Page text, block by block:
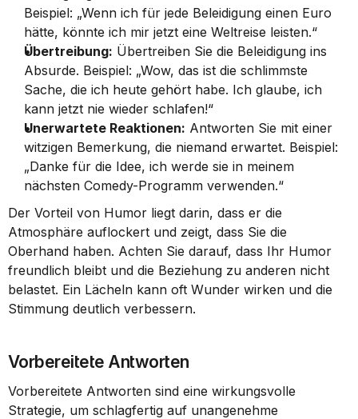
Beispiel: „Wenn ich für jede Beleidigung einen Euro
hätte, könnte ich mir jetzt eine Weltreise leisten.“
Übertreibung: Übertreiben Sie die Beleidigung ins
Absurde. Beispiel: „Wow, das ist die schlimmste
Sache, die ich heute gehört habe. Ich glaube, ich
kann jetzt nie wieder schlafen!“
Unerwartete Reaktionen: Antworten Sie mit einer
witzigen Bemerkung, die niemand erwartet. Beispiel:
„Danke für die Idee, ich werde sie in meinem
nächsten Comedy-Programm verwenden.“
Der Vorteil von Humor liegt darin, dass er die
Atmosphäre auflockert und zeigt, dass Sie die
Oberhand haben. Achten Sie darauf, dass Ihr Humor
freundlich bleibt und die Beziehung zu anderen nicht
belastet. Ein Lächeln kann oft Wunder wirken und die
Stimmung deutlich verbessern.
Vorbereitete Antworten
Vorbereitete Antworten sind eine wirkungsvolle
Strategie, um schlagfertig auf unangenehme